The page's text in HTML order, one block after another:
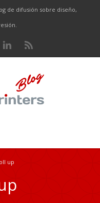
de difusión sobre diseño,
up